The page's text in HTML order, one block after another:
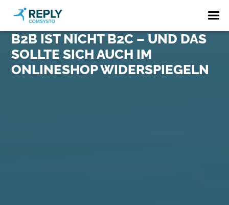
B2B IST NICHT B2C – UND DAS
SOLLTE SICH AUCH IM
ONLINESHOP WIDERSPIEGELN